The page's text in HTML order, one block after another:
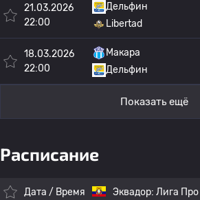
21.03.2026
22:00
Дельфин
Libertad
18.03.2026
22:00
Макара
Дельфин
Показать ещё
Расписание
Дата / Время Эквадор: Лига Про